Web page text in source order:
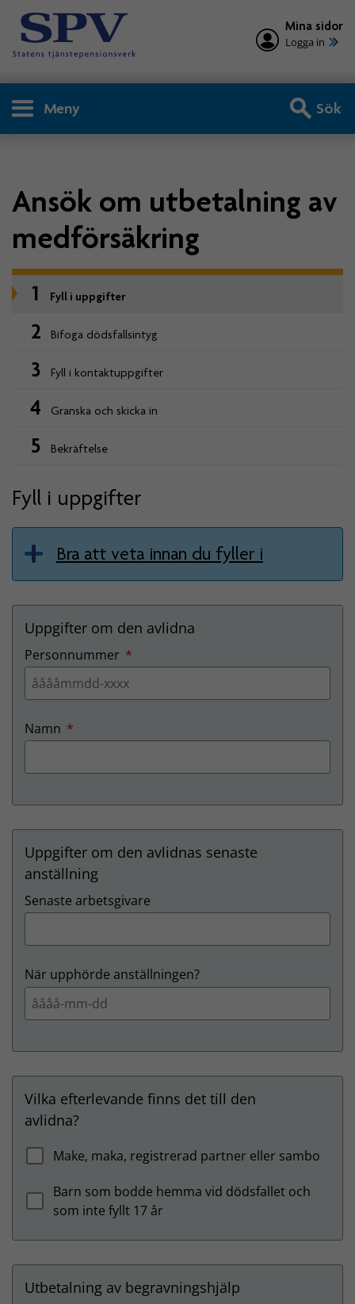
Mina sidor
Logga in
Meny Sök
Ansök om utbetalning av
medförsäkring
1 Fyll i uppgifter
2 Bifoga dödsfallsintyg
3 Fyll i kontaktuppgifter
4 Granska och skicka in
5 Bekräftelse
Fyll i uppgifter
Bra att veta innan du fyller i
Uppgifter om den avlidna
Personnummer *
Namn *
Uppgifter om den avlidnas senaste
anställning
Senaste arbetsgivare
När upphörde anställningen?
Vilka efterlevande finns det till den
avlidna?
Make, maka, registrerad partner eller sambo
Barn som bodde hemma vid dödsfallet och
som inte fyllt 17 år
Utbetalning av begravningshjälp